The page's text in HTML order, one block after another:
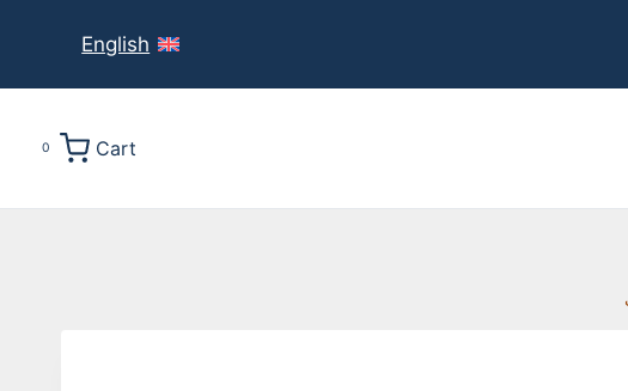
English
Cart
0